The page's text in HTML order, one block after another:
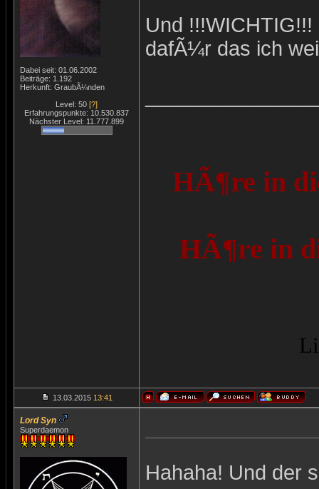
Dabei seit: 01.06.2002
Beiträge: 1.192
Herkunft: GraubÃ¼nden
Level: 50 [?]
Erfahrungspunkte: 10.530.837
Nächster Level: 11.777.899
Und
dafÃ¼r das ich
HÃ¶re in
HÃ¶re in
13.03.2015 13:41
Lord Syn
Superdaemon
Hahaha! Und der